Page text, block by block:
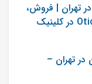
تهران | فروش،
تنظیم و خدمات تخصصی Oticon در کلینیک
تهران –